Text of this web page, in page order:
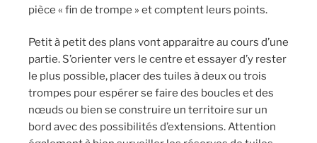
pièce « fin de trompe » et comptent leurs points.
Petit à petit des plans vont apparaitre au cours d’une
partie. S’orienter vers le centre et essayer d’y rester
le plus possible, placer des tuiles à deux ou trois
trompes pour espérer se faire des boucles et des
nœuds ou bien se construire un territoire sur un
bord avec des possibilités d’extensions. Attention